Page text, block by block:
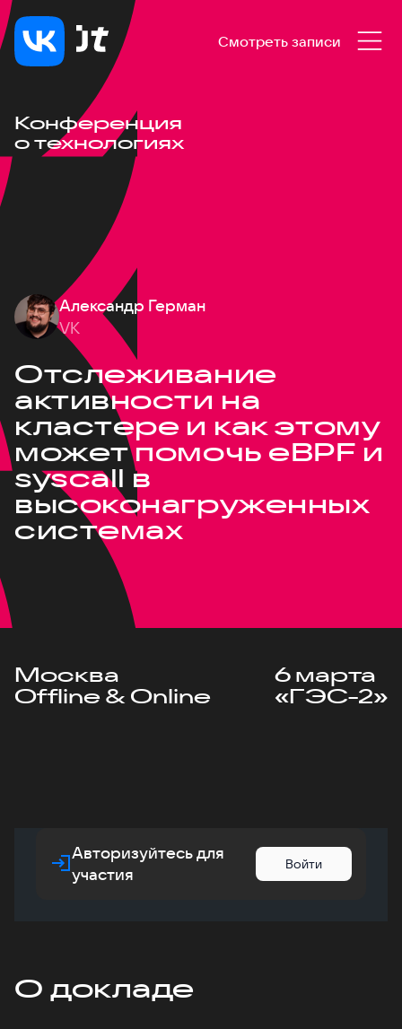
Смотреть записи
Конференция
о технологиях
Александр Герман
VK
Отслеживание
активности на
кластере и как этому
может помочь eBPF и
syscall в
высоконагруженных
системах
Москва
Offline & Online
6 марта
«ГЭС-2»
Авторизуйтесь для
участия
Войти
О докладе